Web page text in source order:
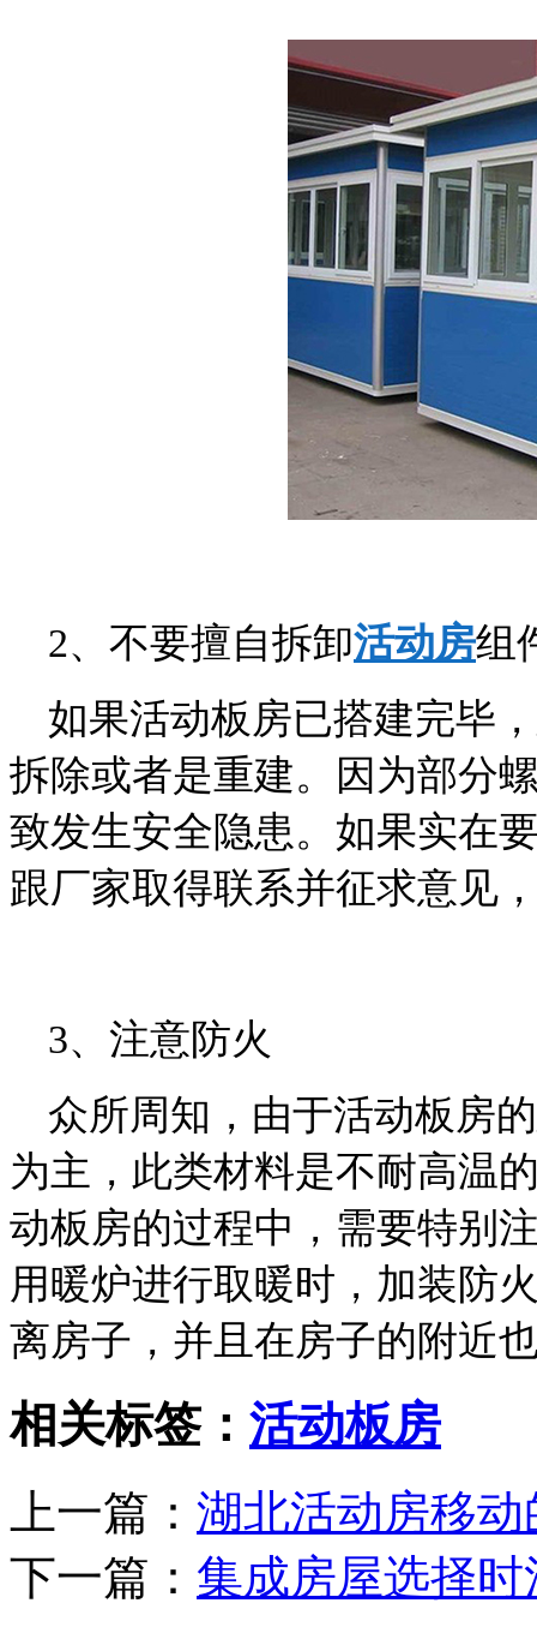
2、不要擅自拆卸活动房组
如果活动板房已搭建完毕
拆除或者是重建。因为部分
致发生安全隐患。如果实在
跟厂家取得联系并征求意见
3、注意防火
众所周知，由于活动板房
为主，此类材料是不耐高温
动板房的过程中，需要特别
用暖炉进行取暖时，加装防
离房子，并且在房子的附近
相关标签： 活动板房
上一篇： 湖北活动房移
下一篇： 集成房屋选择